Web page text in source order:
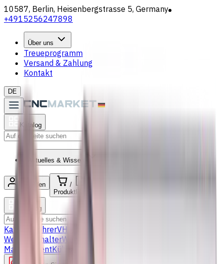
10587, Berlin, Heisenbergstrasse 5, Germany
+4915256247898
Über uns
Treueprogramm
Versand & Zahlung
Kontakt
DE
Katalog
Aktuelles & Wissen
Anmelden
/
Produktliste
Katalog
Katalog BohrerVHM Schaftfräsern
WerkzeughalterWendeschneidplatten Drehen
ManagementKühlschmierstoffe (KSS)